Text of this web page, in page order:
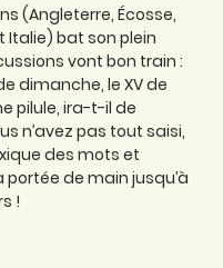
(Angleterre, Écosse,
Italie) bat son plein
vont bon train :
dimanche, le XV de
pilule, ira-t-il de
n’avez pas tout saisi,
des mots et
de main jusqu’à
!